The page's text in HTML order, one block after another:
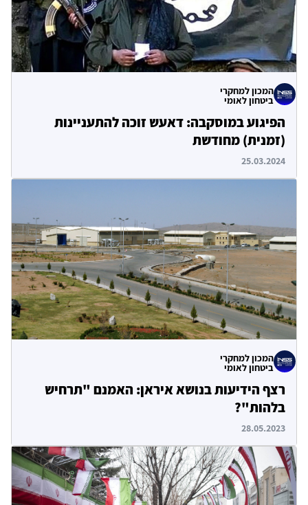
המכון למחקרי
ביטחון לאומי
הפיגוע במוסקבה: דאעש זוכה להתעניינות
(זמנית) מחודשת
25.03.2024
המכון למחקרי
ביטחון לאומי
רצף הידיעות בנושא איראן: האמנם "תרחיש
בלהות"?
28.05.2023